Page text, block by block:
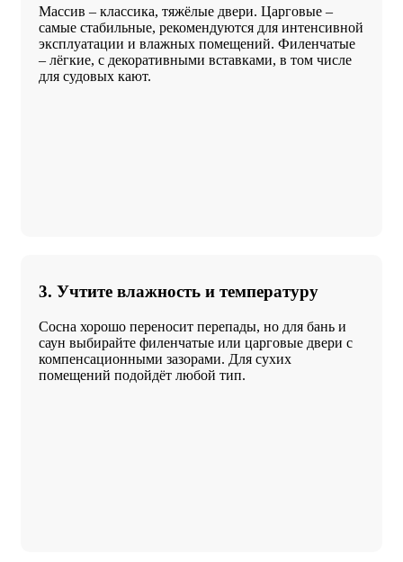
Массив – классика, тяжёлые двери. Царговые –
самые стабильные, рекомендуются для интенсивной
эксплуатации и влажных помещений. Филенчатые
– лёгкие, с декоративными вставками, в том числе
для судовых кают.
3. Учтите влажность и температуру
Сосна хорошо переносит перепады, но для бань и
саун выбирайте филенчатые или царговые двери с
компенсационными зазорами. Для сухих
помещений подойдёт любой тип.